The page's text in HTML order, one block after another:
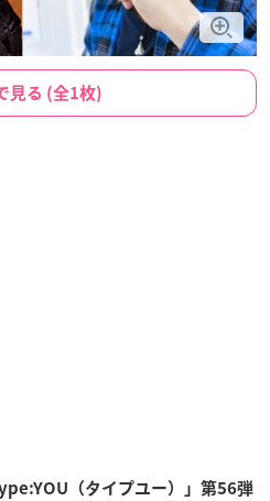
見る (全1枚)
（タイプユー）」第56弾